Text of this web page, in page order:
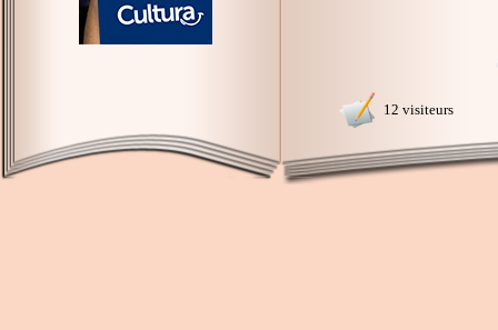
12 visiteurs